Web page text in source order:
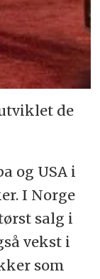
de
og USA i
I Norge
salg i
vekst i
som